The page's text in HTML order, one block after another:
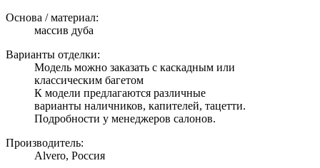
Основа / материал:
массив дуба
Варианты отделки:
Модель можно заказать с каскадным или
классическим багетом
К модели предлагаются различные
варианты наличников, капителей, тацетти.
Подробности у менеджеров салонов.
Производитель:
Alvero, Россия